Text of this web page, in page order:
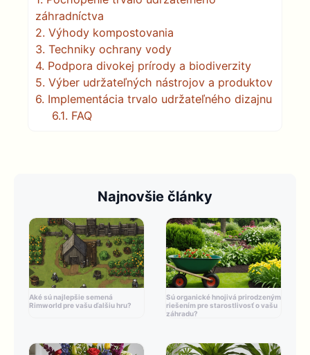
záhradníctva
2. Výhody kompostovania
3. Techniky ochrany vody
4. Podpora divokej prírody a biodiverzity
5. Výber udržateľných nástrojov a produktov
6. Implementácia trvalo udržateľného dizajnu
6.1. FAQ
Najnovšie články
Aké sú najlepšie semená
Rimworld pre vašu ďalšiu hru?
Sú organické hnojivá prirodzeným
riešením pre starostlivosť o vašu
záhradu?